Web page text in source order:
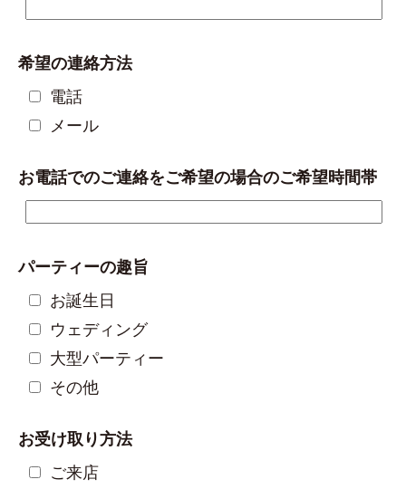
希望の連絡方法
電話
メール
お電話でのご連絡をご希望の場合のご希望時間帯
パーティーの趣旨
お誕生日
ウェディング
大型パーティー
その他
お受け取り方法
ご来店